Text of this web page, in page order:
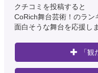
クチコミを投稿すると
CoRich舞台芸術！のラン
面白そうな舞台を応援し
「